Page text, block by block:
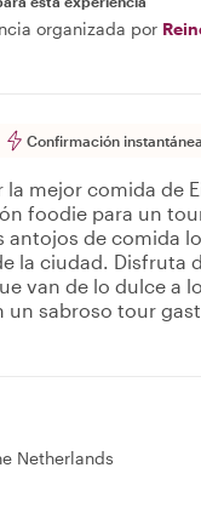
organizada por
Confirmación instantánea
la mejor comida de
foodie para un
antojos de comida
la ciudad. Disfruta
van de lo dulce a
un sabroso tour
Netherlands